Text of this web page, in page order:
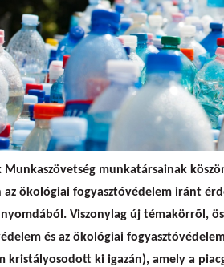
Munkaszövetség munkatársainak
az ökológiai fogyasztóvédelem iránt
Viszonylag új témakörrõl,
és az ökológiai
kristályosodott ki igazán), amely a